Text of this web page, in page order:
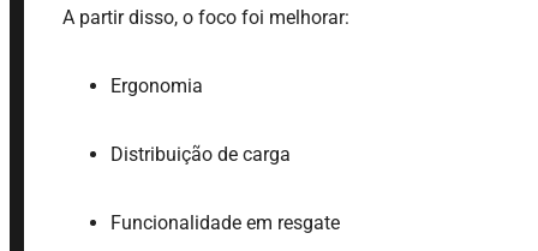
A partir disso, o foco foi melhorar:
Ergonomia
Distribuição de carga
Funcionalidade em resgate